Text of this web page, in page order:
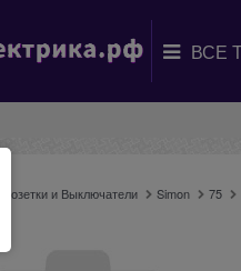
Розетки и Выключатели Simon 75